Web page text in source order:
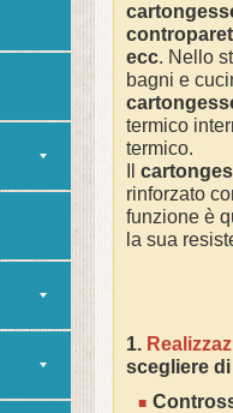
ecc. Nello
bagni e
termico
termico.
rinforzato
funzione è
la sua
1.
scegliere